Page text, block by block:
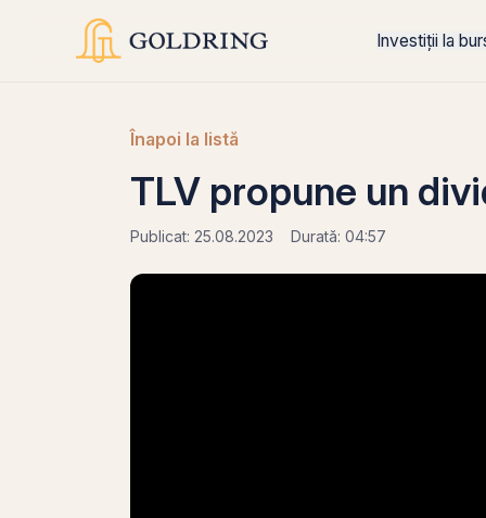
Investiții la
Înapoi la listă
TLV propune un
Publicat: 25.08.2023 Durată: 04:57